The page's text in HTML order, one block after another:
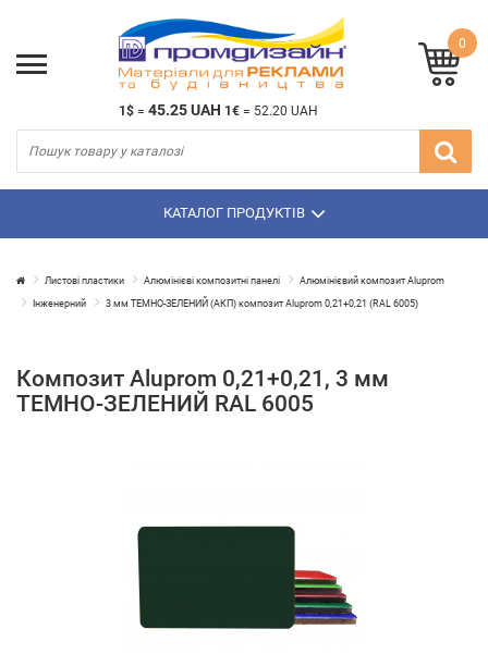
1$ = 45.25 UAH 1€ = 52.20 UAH
0
КАТАЛОГ ПРОДУКТІВ
Листові пластики Алюмінієві композитні панелі Алюмінієвий композит Aluprom
Інженерний 3 мм ТЕМНО-ЗЕЛЕНИЙ (АКП) композит Aluprom 0,21+0,21 (RAL 6005)
Композит Aluprom 0,21+0,21, 3 мм
ТЕМНО-ЗЕЛЕНИЙ RAL 6005